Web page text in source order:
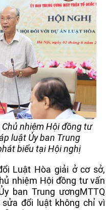
nhiệm Hội đồng tư
luật Ủy ban Trung
biểu tại Hội nghị
Luật Hòa giải ở cơ sở,
nhiệm Hội đồng tư vấn
ban Trung ươngMTTQ
đổi luật không chỉ vì